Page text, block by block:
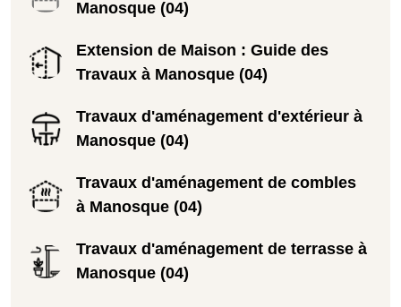
Manosque (04)
Extension de Maison : Guide des
Travaux à Manosque (04)
Travaux d'aménagement d'extérieur à
Manosque (04)
Travaux d'aménagement de combles
à Manosque (04)
Travaux d'aménagement de terrasse à
Manosque (04)